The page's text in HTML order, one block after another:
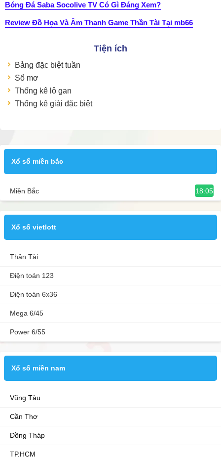
Bóng Đá Saba Socolive TV Có Gì Đáng Xem?
Review Đồ Họa Và Âm Thanh Game Thần Tài Tại mb66
Tiện ích
Bảng đặc biệt tuần
Sổ mơ
Thống kê lô gan
Thống kê giải đặc biệt
Xổ số miền bắc
Miền Bắc 18:05
Xổ số vietlott
Thần Tài
Điện toán 123
Điện toán 6x36
Mega 6/45
Power 6/55
Xổ số miền nam
Vũng Tàu
Cần Thơ
Đồng Tháp
TP.HCM